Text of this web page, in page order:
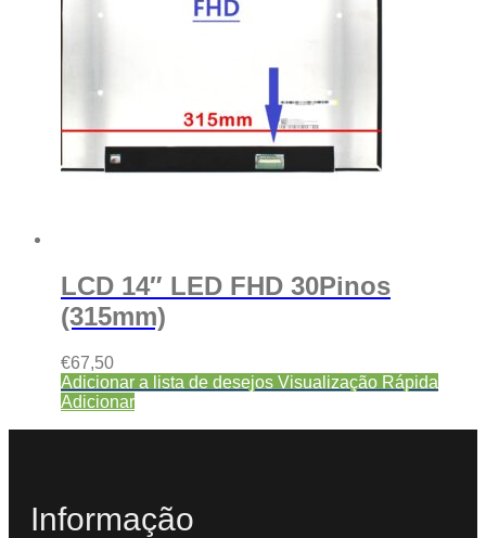
LCD 14″ LED FHD 30Pinos
(315mm)
€67,50
Adicionar a lista de desejos Visualização Rápida
Adicionar
Informação